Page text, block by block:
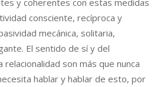
consciente, recíproca y
mecánica, solitaria,
El sentido de sí y del
son más que nunca
hablar y hablar de esto, por